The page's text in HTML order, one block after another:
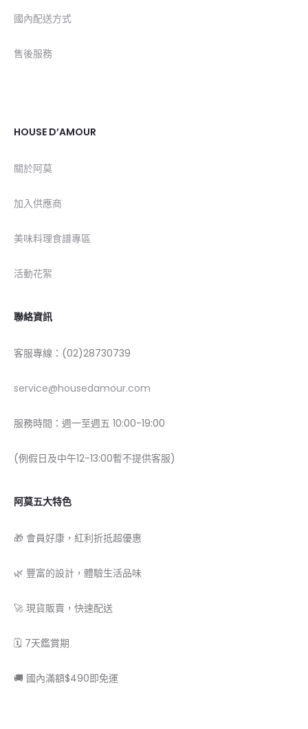
國內配送方式
售後服務
HOUSE D’AMOUR
關於阿莫
加入供應商
美味料理食譜專區
活動花絮
聯絡資訊
客服專線：(02)28730739
service@housedamour.com
服務時間：週一至週五 10:00-19:00
(例假日及中午12-13:00暫不提供客服)
阿莫五大特色
🎁 會員好康，紅利折抵超優惠
🌿 豐富的設計，體驗生活品味
🚀 現貨販賣，快速配送
🗓 7天鑑賞期
🚚 國內滿額$490即免運